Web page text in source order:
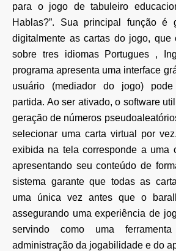
para o jogo de tabuleiro
Hablas?”. Sua principal função é
digitalmente as cartas do jogo, que
sobre tres idiomas
Portugues ,
programa apresenta uma interface
usuário
(mediador do jogo)
partida. Ao ser ativado, o software
geração de números
selecionar uma carta virtual por
exibida na tela corresponde a uma
apresentando seu conteúdo de
sistema garante que todas as
uma única vez antes que o
assegurando uma experiência de
servindo como uma
administração da jogabilidade e do